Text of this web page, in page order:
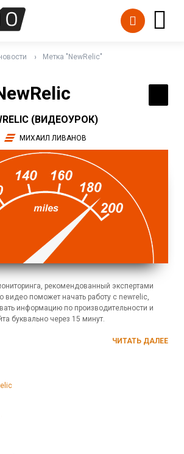
Метка "NewRelic"
(ВИДЕОУРОК)
МИХАИЛ ЛИВАНОВ
рекомендованный экспертами
видео поможет начать работу с newrelic,
информацию по производительности и
буквально через 15 минут.
ЧИТАТЬ ДАЛЕЕ